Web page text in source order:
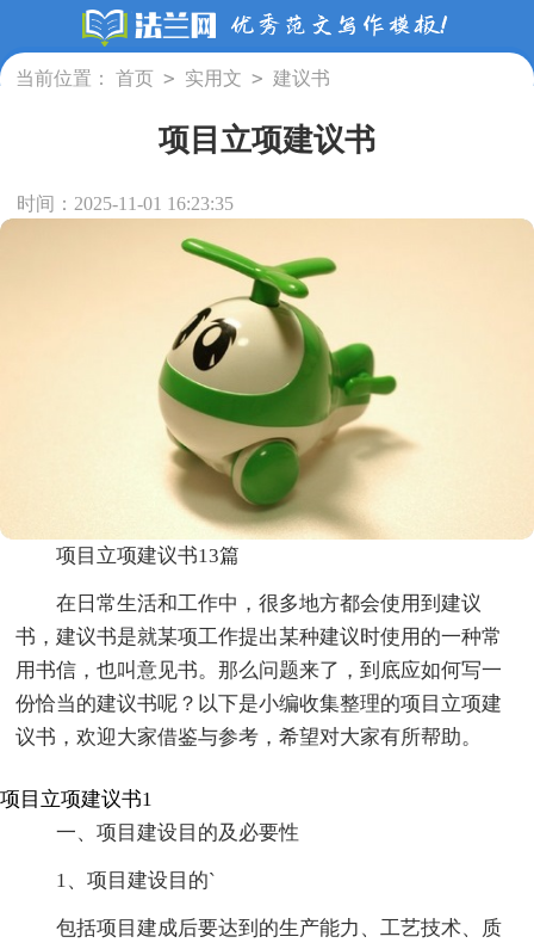
当前位置： 首页 > 实用文 > 建议书
项目立项建议书
时间：2025-11-01 16:23:35
项目立项建议书13篇
在日常生活和工作中，很多地方都会使用到建议
书，建议书是就某项工作提出某种建议时使用的一种常
用书信，也叫意见书。那么问题来了，到底应如何写一
份恰当的建议书呢？以下是小编收集整理的项目立项建
议书，欢迎大家借鉴与参考，希望对大家有所帮助。
项目立项建议书1
一、项目建设目的及必要性
1、项目建设目的`
包括项目建成后要达到的生产能力、工艺技术、质